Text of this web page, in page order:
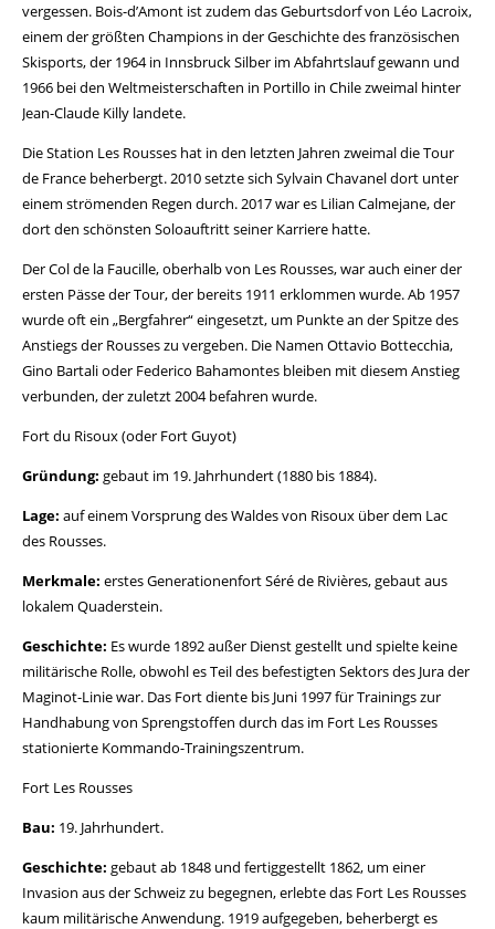
vergessen. Bois-d’Amont ist zudem das Geburtsdorf von Léo Lacroix,
einem der größten Champions in der Geschichte des französischen
Skisports, der 1964 in Innsbruck Silber im Abfahrtslauf gewann und
1966 bei den Weltmeisterschaften in Portillo in Chile zweimal hinter
Jean-Claude Killy landete.
Die Station Les Rousses hat in den letzten Jahren zweimal die Tour
de France beherbergt. 2010 setzte sich Sylvain Chavanel dort unter
einem strömenden Regen durch. 2017 war es Lilian Calmejane, der
dort den schönsten Soloauftritt seiner Karriere hatte.
Der Col de la Faucille, oberhalb von Les Rousses, war auch einer der
ersten Pässe der Tour, der bereits 1911 erklommen wurde. Ab 1957
wurde oft ein „Bergfahrer“ eingesetzt, um Punkte an der Spitze des
Anstiegs der Rousses zu vergeben. Die Namen Ottavio Bottecchia,
Gino Bartali oder Federico Bahamontes bleiben mit diesem Anstieg
verbunden, der zuletzt 2004 befahren wurde.
Fort du Risoux (oder Fort Guyot)
Gründung: gebaut im 19. Jahrhundert (1880 bis 1884).
Lage: auf einem Vorsprung des Waldes von Risoux über dem Lac
des Rousses.
Merkmale: erstes Generationenfort Séré de Rivières, gebaut aus
lokalem Quaderstein.
Geschichte: Es wurde 1892 außer Dienst gestellt und spielte keine
militärische Rolle, obwohl es Teil des befestigten Sektors des Jura der
Maginot-Linie war. Das Fort diente bis Juni 1997 für Trainings zur
Handhabung von Sprengstoffen durch das im Fort Les Rousses
stationierte Kommando-Trainingszentrum.
Fort Les Rousses
Bau: 19. Jahrhundert.
Geschichte: gebaut ab 1848 und fertiggestellt 1862, um einer
Invasion aus der Schweiz zu begegnen, erlebte das Fort Les Rousses
kaum militärische Anwendung. 1919 aufgegeben, beherbergt es